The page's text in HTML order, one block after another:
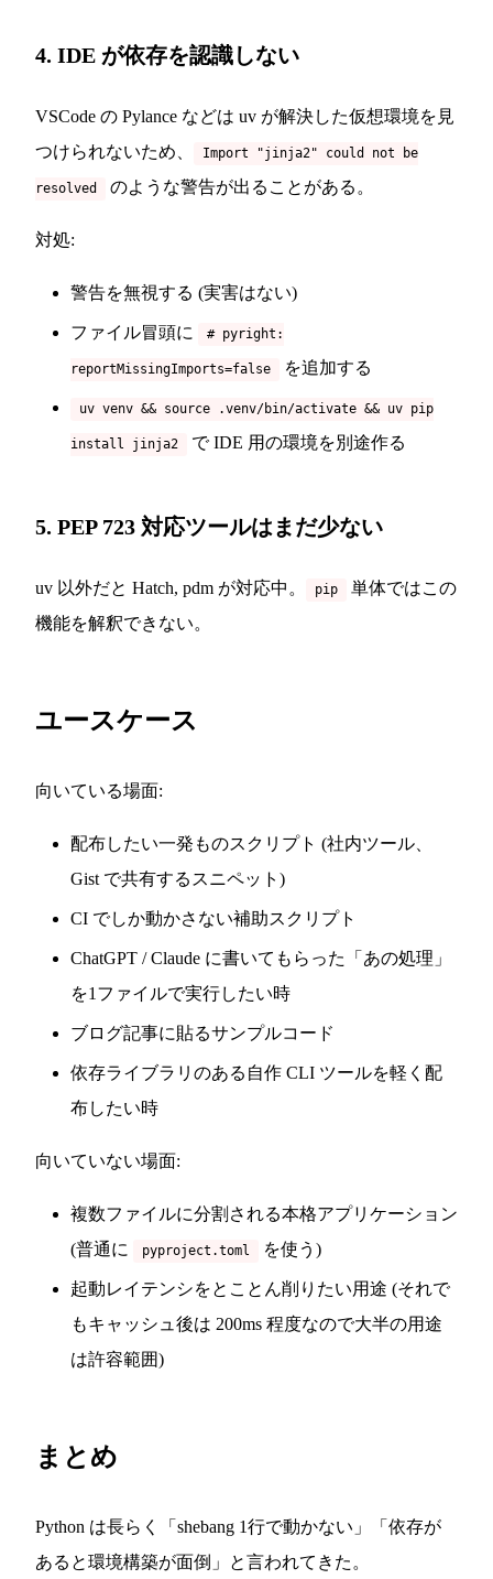
4. IDE が依存を認識しない
VSCode の Pylance などは uv が解決した仮想環境を見
つけられないため、
Import "jinja2" could not be
resolved のような警告が出ることがある。
対処:
警告を無視する (実害はない)
ファイル冒頭に # pyright:
reportMissingImports=false を追加する
uv venv && source .venv/bin/activate && uv pip
install jinja2 で IDE 用の環境を別途作る
5. PEP 723 対応ツールはまだ少ない
uv 以外だと Hatch, pdm が対応中。 pip
単体ではこの
機能を解釈できない。
ユースケース
向いている場面:
配布したい一発ものスクリプト (社内ツール、
Gist で共有するスニペット)
CI でしか動かさない補助スクリプト
ChatGPT / Claude に書いてもらった「あの処理」
を1ファイルで実行したい時
ブログ記事に貼るサンプルコード
依存ライブラリのある自作 CLI ツールを軽く配
布したい時
向いていない場面:
複数ファイルに分割される本格アプリケーション
(普通に
pyproject.toml を使う)
起動レイテンシをとことん削りたい用途 (それで
もキャッシュ後は 200ms 程度なので大半の用途
は許容範囲)
まとめ
Python は長らく「shebang 1行で動かない」「依存が
あると環境構築が面倒」と言われてきた。